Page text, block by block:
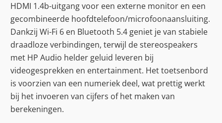
HDMI 1.4b-uitgang voor een externe monitor en een
gecombineerde hoofdtelefoon/microfoonaansluiting.
Dankzij Wi-Fi 6 en Bluetooth 5.4 geniet je van stabiele
draadloze verbindingen, terwijl de stereospeakers
met HP Audio helder geluid leveren bij
videogesprekken en entertainment. Het toetsenbord
is voorzien van een numeriek deel, wat prettig werkt
bij het invoeren van cijfers of het maken van
berekeningen.